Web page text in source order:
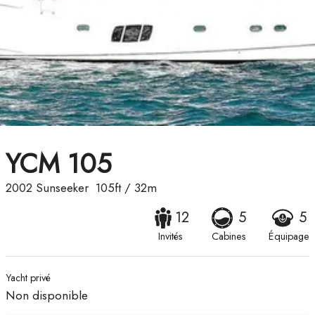
YCM 105
2002 Sunseeker 105ft/ 32m
12
Invités
5
Cabines
5
Équipage
Yacht privé
Non disponible